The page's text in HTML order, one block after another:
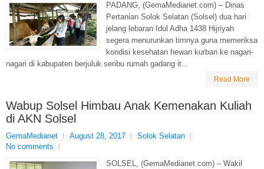
PADANG, (GemaMedianet.com) – Dinas
Pertanian Solok Selatan (Solsel) dua hari
jelang lebaran Idul Adha 1438 Hijriyah
segera menurunkan timnya guna memeriksa
kondisi kesehatan hewan kurban ke nagari-
nagari di kabupaten berjuluk seribu rumah gadang it...
Read More
Wabup Solsel Himbau Anak Kemenakan Kuliah
di AKN Solsel
GemaMedianet August 28, 2017
Solok Selatan
No comments
SOLSEL, (GemaMedianet.com) – Wakil